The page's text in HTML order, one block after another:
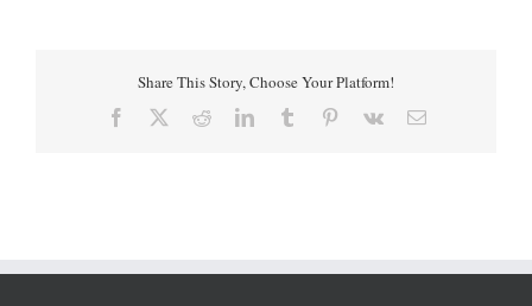
Share This Story, Choose Your Platform!
Facebook RedditLinkedInTumblr Pinterest
Vk Email